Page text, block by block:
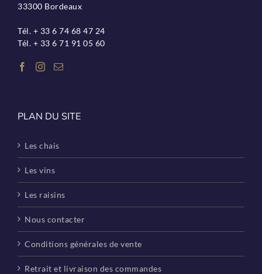
33300 Bordeaux
Tél. + 33 6 74 68 47 24
Tél. + 33 6 71 91 05 60
PLAN DU SITE
Les chais
Les vins
Les raisins
Nous contacter
Conditions générales de vente
Retrait et livraison des commandes